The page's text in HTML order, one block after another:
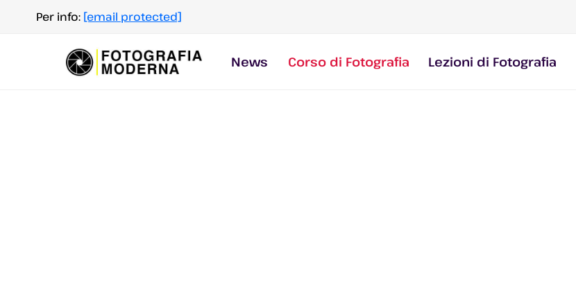
contenuto
Per info: [email protected]
News Corso di Fotografia Lezioni di Fotografia